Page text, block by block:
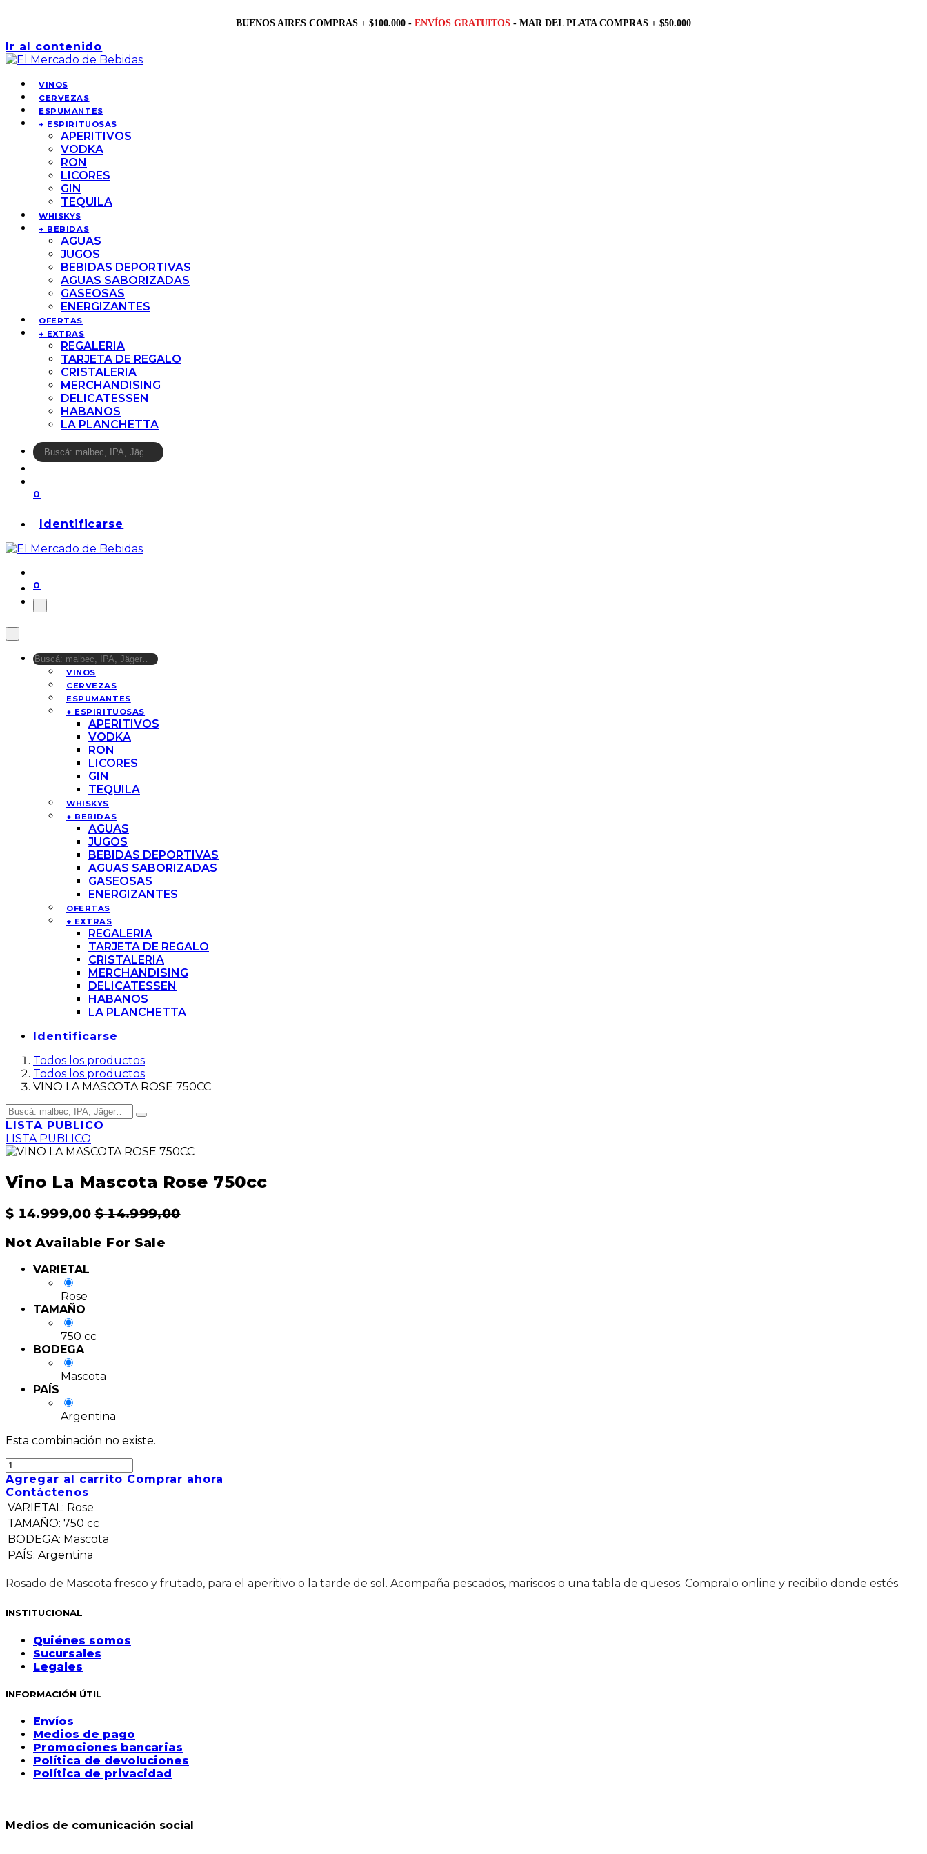
BUENOS AIRES COMPRAS + $100.000 - ENVÍOS GRATUITOS - MAR DEL PLATA COMPRAS + $50.000
Ir al contenido
VINOS
CERVEZAS
ESPUMANTES
+ ESPIRITUOSAS
APERITIVOS
VODKA
RON
LICORES
GIN
TEQUILA
WHISKYS
+ BEBIDAS
AGUAS
JUGOS
BEBIDAS DEPORTIVAS
AGUAS SABORIZADAS
GASEOSAS
ENERGIZANTES
OFERTAS
+ EXTRAS
REGALERIA
TARJETA DE REGALO
CRISTALERIA
MERCHANDISING
DELICATESSEN
HABANOS
LA PLANCHETTA
0
Identificarse
0
VINOS
CERVEZAS
ESPUMANTES
+ ESPIRITUOSAS
APERITIVOS
VODKA
RON
LICORES
GIN
TEQUILA
WHISKYS
+ BEBIDAS
AGUAS
JUGOS
BEBIDAS DEPORTIVAS
AGUAS SABORIZADAS
GASEOSAS
ENERGIZANTES
OFERTAS
+ EXTRAS
REGALERIA
TARJETA DE REGALO
CRISTALERIA
MERCHANDISING
DELICATESSEN
HABANOS
LA PLANCHETTA
Identificarse
Todos los productos
Todos los productos
VINO LA MASCOTA ROSE 750CC
LISTA PUBLICO
LISTA PUBLICO
Vino La Mascota Rose 750cc
$ 14.999,00 $14.999,00
Not Available For Sale
VARIETAL
Rose
TAMAÑO
750 cc
BODEGA
Mascota
PAÍS
Argentina
Esta combinación no existe.
Agregar al carrito Comprar ahora
Contáctenos
VARIETAL: Rose
TAMAÑO: 750 cc
BODEGA: Mascota
PAÍS: Argentina
Rosado de Mascota fresco y frutado, para el aperitivo o la tarde de sol. Acompaña pescados, mariscos o una tabla de quesos. Compralo online y recibilo donde estés.
INSTITUCIONAL
Quiénes somos
Sucursales
Legales
INFORMACIÓN ÚTIL
Envíos
Medios de pago
Promociones bancarias
Política de devoluciones
Política de privacidad
Medios de comunicación social